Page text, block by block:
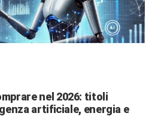
nel 2026: titoli
artificiale, energia e